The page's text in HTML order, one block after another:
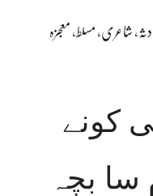
، شاعری، مسلط، معجزہ
کونے
بچہ